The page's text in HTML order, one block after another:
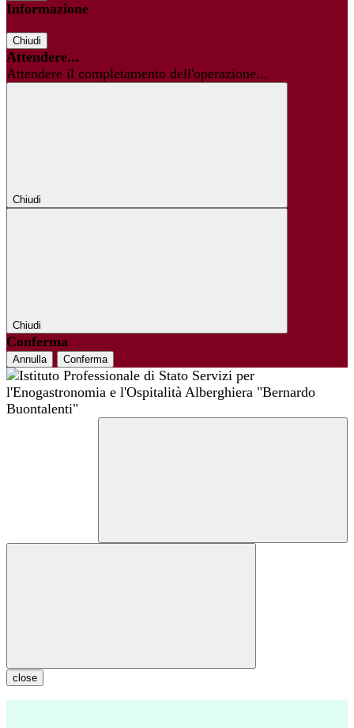
Informazione
Chiudi
Attendere...
Attendere il completamento dell'operazione...
Chiudi
Chiudi
Conferma
Annulla Conferma
close